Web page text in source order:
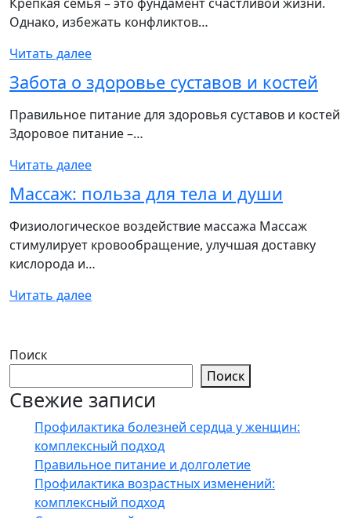
Однако, избежать конфликтов…
Читать далее
Забота о здоровье суставов и костей
Правильное питание для здоровья суставов и костей
Здоровое питание –…
Читать далее
Массаж: польза для тела и души
Физиологическое воздействие массажа Массаж
стимулирует кровообращение, улучшая доставку
кислорода и…
Читать далее
Поиск
Поиск
Свежие записи
Профилактика болезней сердца у женщин:
комплексный подход
Правильное питание и долголетие
Профилактика возрастных изменений:
комплексный подход